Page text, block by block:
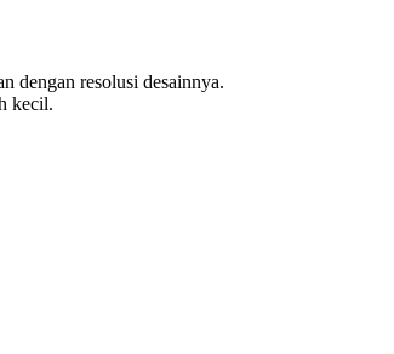
dengan resolusi desainnya.
kecil.